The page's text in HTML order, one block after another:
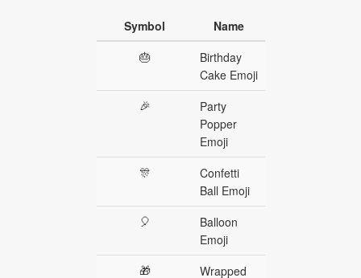
Symbol
Name
🎂
Birthday
Cake Emoji
🎉
Party
Popper
Emoji
🎊
Confetti
Ball Emoji
🎈
Balloon
Emoji
🎁
Wrapped